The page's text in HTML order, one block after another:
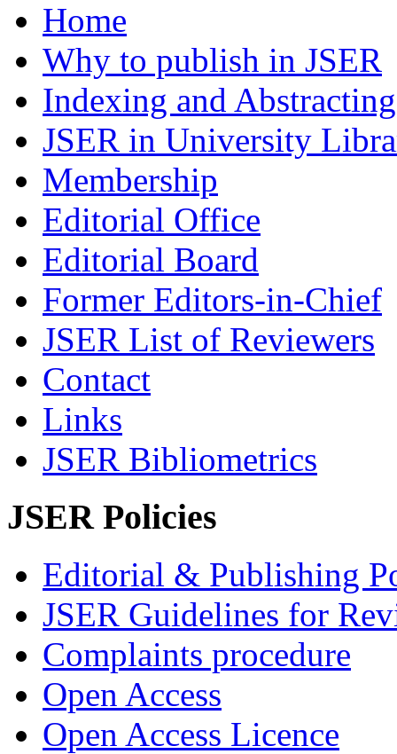
Home
Why to publish in JSER
Indexing and Abstracting
JSER in University
Membership
Editorial Office
Editorial Board
Former Editors-in-Chief
JSER List of Reviewers
Contact
Links
JSER Bibliometrics
JSER Policies
Editorial & Publishing
JSER Guidelines for
Complaints procedure
Open Access
Open Access Licence